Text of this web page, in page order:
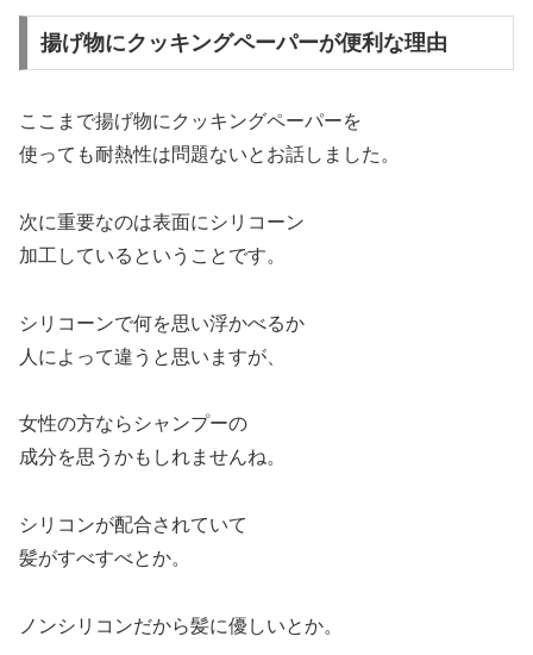
揚げ物にクッキングペーパーが便利な理由
ここまで揚げ物にクッキングペーパーを
使っても耐熱性は問題ないとお話しました。
次に重要なのは表面にシリコーン
加工しているということです。
シリコーンで何を思い浮かべるか
人によって違うと思いますが、
女性の方ならシャンプーの
成分を思うかもしれませんね。
シリコンが配合されていて
髪がすべすべとか。
ノンシリコンだから髪に優しいとか。